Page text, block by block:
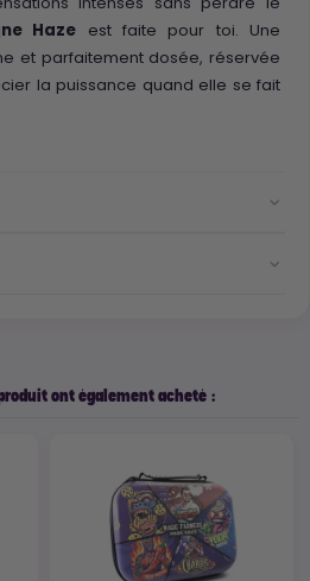
Haze est faite pour toi. Une
et parfaitement dosée, réservée
la puissance quand elle se fait
ont également acheté :